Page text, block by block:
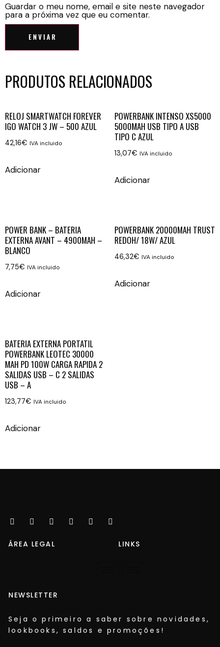
Guardar o meu nome, email e site neste navegador
para a próxima vez que eu comentar.
PRODUTOS RELACIONADOS
RELOJ SMARTWATCH FOREVER
IGO WATCH 3 JW – 500 AZUL
42,16€ IVA incluido
Adicionar
POWERBANK INTENSO XS5000
5000MAH USB TIPO A USB
TIPO C AZUL
13,07€ IVA incluido
Adicionar
POWER BANK – BATERIA
EXTERNA AVANT – 4900MAH –
BLANCO
7,75€ IVA incluido
Adicionar
POWERBANK 20000MAH TRUST
REDOH/ 18W/ AZUL
46,32€ IVA incluido
Adicionar
BATERIA EXTERNA PORTATIL
POWERBANK LEOTEC 30000
MAH PD 100W CARGA RAPIDA 2
SALIDAS USB – C 2 SALIDAS
USB – A
123,77€ IVA incluido
Adicionar
ÁREA LEGAL LINKS
NEWSLETTER
Seja o primeiro a saber sobre novidades,
lookbooks, saldos e promoções!​